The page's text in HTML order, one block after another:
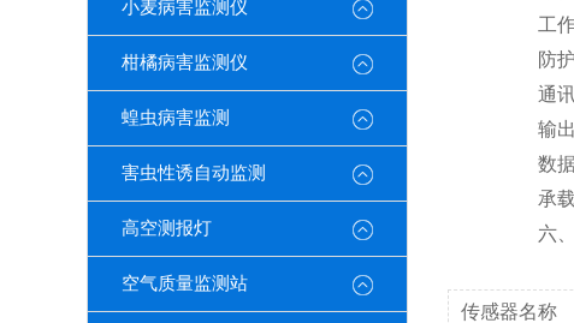
小麦病害监测仪
柑橘病害监测仪
蝗虫病害监测
害虫性诱自动监测
高空测报灯
空气质量监测站
工作
防护
通讯
输出
数据接
承载
六、
传感器名称